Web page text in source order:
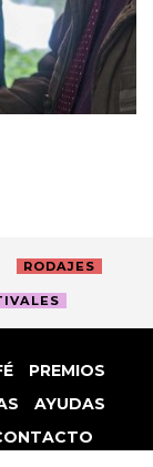
RODAJES
PREMIOS
AYUDAS